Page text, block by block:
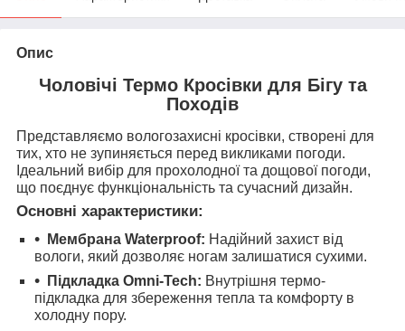
Опис
Чоловічі Термо Кросівки для Бігу та
Походів
Представляємо вологозахисні кросівки, створені для
тих, хто не зупиняється перед викликами погоди.
Ідеальний вибір для прохолодної та дощової погоди,
що поєднує функціональність та сучасний дизайн.
Основні характеристики:
Мембрана Waterproof: Надійний захист від
вологи, який дозволяє ногам залишатися сухими.
Підкладка Omni-Tech: Внутрішня термо-
підкладка для збереження тепла та комфорту в
холодну пору.